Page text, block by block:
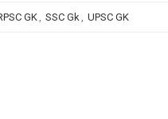
GK, SSC Gk, UPSC GK